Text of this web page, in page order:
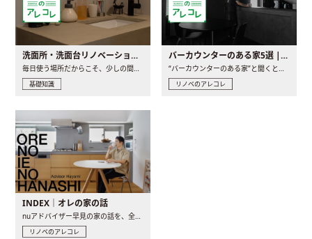
洗面所・洗面台リノベーションの事例と間取りアイデア
毎日使う場所だからこそ、少しの間取りの工夫や素材の選び方で..
基礎知識
バーカウンターのある家5選 | 日常に馴染む“距離の近い”キッチンとは
“バーカウンターのある家”と聞くと、少し特別な、大人のための..
リノベのアレコレ
INDEX｜オレの家の話
nuアドバイザー早見の家の話を、全4話でお届け。リノベーションを..
リノベのアレコレ